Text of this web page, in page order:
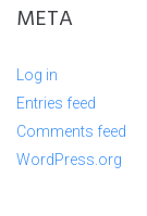
META
Log in
Entries feed
Comments feed
WordPress.org